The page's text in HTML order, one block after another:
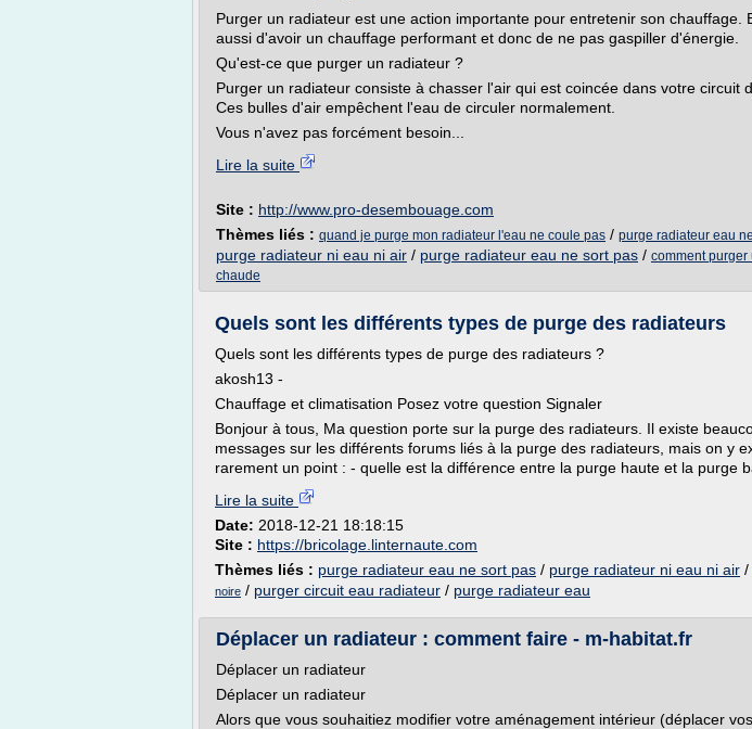
Purger un radiateur est une action importante pour entretenir son chauffage.
aussi d'avoir un chauffage performant et donc de ne pas gaspiller d'énergie.
Qu'est-ce que purger un radiateur ?
Purger un radiateur consiste à chasser l'air qui est coincée dans votre circuit
Ces bulles d'air empêchent l'eau de circuler normalement.
Vous n'avez pas forcément besoin...
Lire la suite
Site : http://www.pro-desembouage.com
Thèmes liés : quand je purge mon radiateur l'eau ne coule pas / purge radiateur eau
purge radiateur ni eau ni air / purge radiateur eau ne sort pas / comment purger
chaude
Quels sont les différents types de purge des radiateurs
Quels sont les différents types de purge des radiateurs ?
akosh13 -
Chauffage et climatisation Posez votre question Signaler
Bonjour à tous, Ma question porte sur la purge des radiateurs. Il existe
messages sur les différents forums liés à la purge des radiateurs, mais on y
rarement un point : - quelle est la différence entre la purge haute et la purge
Lire la suite
Date: 2018-12-21 18:18:15
Site : https://bricolage.linternaute.com
Thèmes liés : purge radiateur eau ne sort pas / purge radiateur ni eau ni air /
noire / purger circuit eau radiateur / purge radiateur eau
Déplacer un radiateur : comment faire - m-habitat.fr
Déplacer un radiateur
Déplacer un radiateur
Alors que vous souhaitiez modifier votre aménagement intérieur (déplacer